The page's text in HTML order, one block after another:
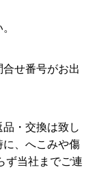
せ番号がお出
・交換は致し
、へこみや傷
ず当社までご連